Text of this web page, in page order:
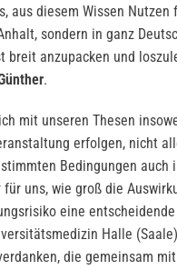
aus diesem Wissen
sondern in ganz
anzupacken und
.
mit unseren Thesen
erfolgen, nicht
Bedingungen
uns, wie groß die
eine
Halle
die gemeinsam